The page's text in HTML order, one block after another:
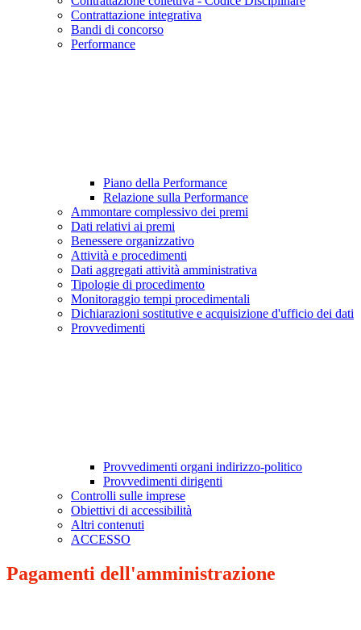
Contrattazione integrativa
Bandi di concorso
Performance
Piano della Performance
Relazione sulla Performance
Ammontare complessivo dei premi
Dati relativi ai premi
Benessere organizzativo
Attività e procedimenti
Dati aggregati attività amministrativa
Tipologie di procedimento
Monitoraggio tempi procedimentali
Dichiarazioni sostitutive e acquisizione d'ufficio dei dati
Provvedimenti
Provvedimenti organi indirizzo-politico
Provvedimenti dirigenti
Controlli sulle imprese
Obiettivi di accessibilità
Altri contenuti
ACCESSO
Pagamenti dell'amministrazione